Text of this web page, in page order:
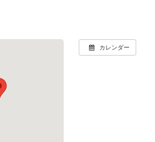
カレンダー